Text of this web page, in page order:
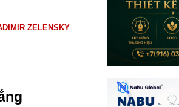
ZELENSKY